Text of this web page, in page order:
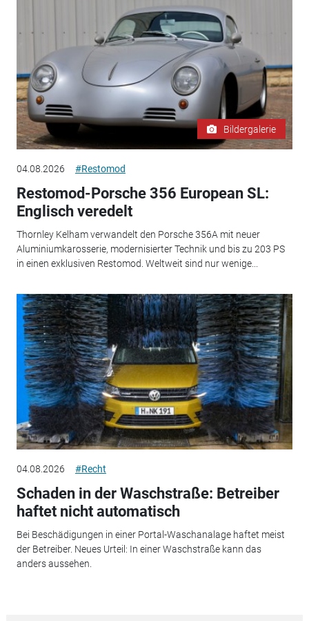
Bildergalerie
04.08.2026 #Restomod
Restomod-Porsche 356 European SL:
Englisch veredelt
Thornley Kelham verwandelt den Porsche 356A mit neuer
Aluminiumkarosserie, modernisierter Technik und bis zu 203 PS
in einen exklusiven Restomod. Weltweit sind nur wenige...
04.08.2026 #Recht
Schaden in der Waschstraße: Betreiber
haftet nicht automatisch
Bei Beschädigungen in einer Portal-Waschanalage haftet meist
der Betreiber. Neues Urteil: In einer Waschstraße kann das
anders aussehen.